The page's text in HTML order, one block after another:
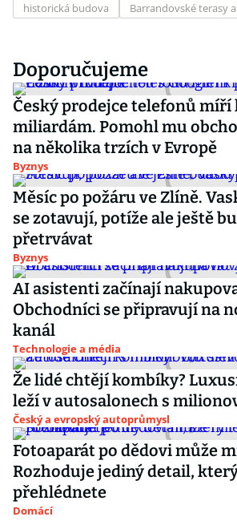
historická budova
Barrandovské terasy
Doporučujeme
Český prodejce telefonů míří
miliardám. Pomohl mu
na několika trzích v Evropě
Byznys
Měsíc po požáru ve Zlíně.
se zotavují, potíže ale ještě
přetrvávat
Byznys
AI asistenti začínají
Obchodníci se připravují na
kanál
Technologie a média
Že lidé chtějí kombíky?
leží v autosalonech s
Český a evropský autoprůmysl
Fotoaparát po dědovi může
Rozhoduje jediný detail,
přehlédnete
Domácí